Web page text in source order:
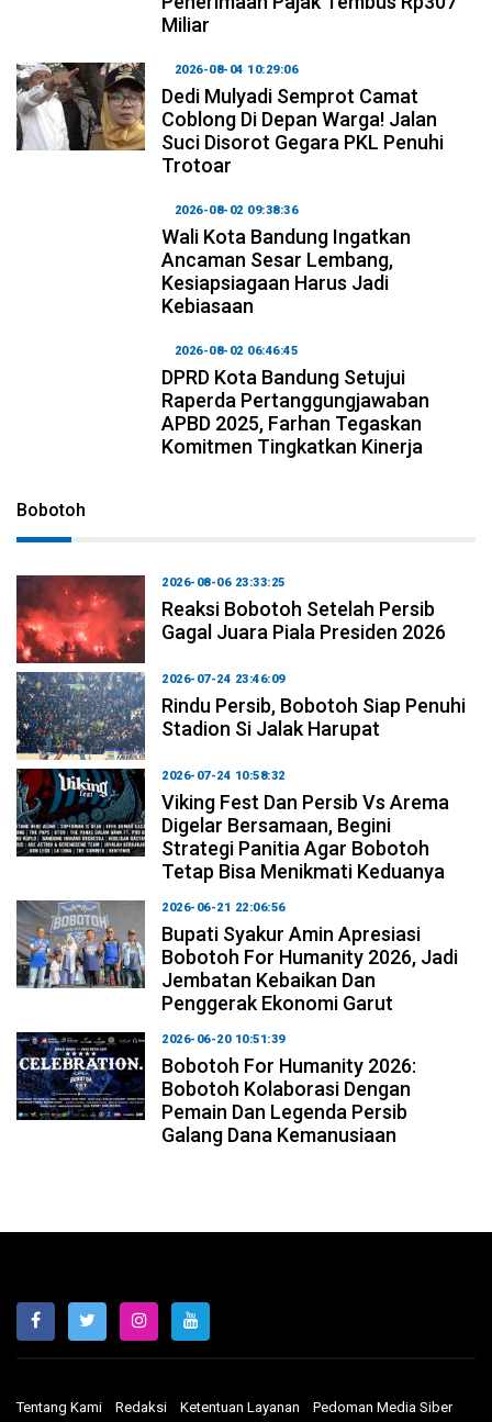
Miliar
2026-08-04 10:29:06
Dedi Mulyadi Semprot Camat
Coblong Di Depan Warga! Jalan
Suci Disorot Gegara PKL Penuhi
Trotoar
2026-08-02 09:38:36
Wali Kota Bandung Ingatkan
Ancaman Sesar Lembang,
Kesiapsiagaan Harus Jadi
Kebiasaan
2026-08-02 06:46:45
DPRD Kota Bandung Setujui
Raperda Pertanggungjawaban
APBD 2025, Farhan Tegaskan
Komitmen Tingkatkan Kinerja
Bobotoh
2026-08-06 23:33:25
Reaksi Bobotoh Setelah Persib
Gagal Juara Piala Presiden 2026
2026-07-24 23:46:09
Rindu Persib, Bobotoh Siap Penuhi
Stadion Si Jalak Harupat
2026-07-24 10:58:32
Viking Fest Dan Persib Vs Arema
Digelar Bersamaan, Begini
Strategi Panitia Agar Bobotoh
Tetap Bisa Menikmati Keduanya
2026-06-21 22:06:56
Bupati Syakur Amin Apresiasi
Bobotoh For Humanity 2026, Jadi
Jembatan Kebaikan Dan
Penggerak Ekonomi Garut
2026-06-20 10:51:39
Bobotoh For Humanity 2026:
Bobotoh Kolaborasi Dengan
Pemain Dan Legenda Persib
Galang Dana Kemanusiaan
Tentang Kami Redaksi Ketentuan Layanan Pedoman Media Siber